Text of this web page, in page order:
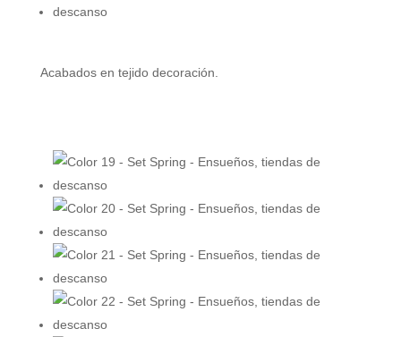
Acabados en tejido decoración.